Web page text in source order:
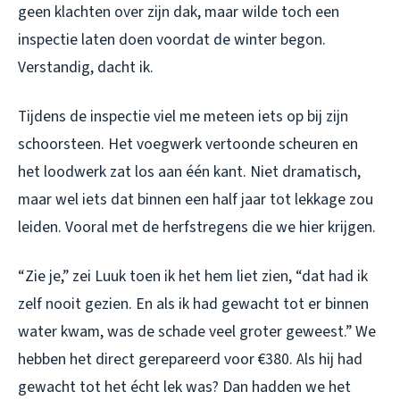
geen klachten over zijn dak, maar wilde toch een
inspectie laten doen voordat de winter begon.
Verstandig, dacht ik.
Tijdens de inspectie viel me meteen iets op bij zijn
schoorsteen. Het voegwerk vertoonde scheuren en
het loodwerk zat los aan één kant. Niet dramatisch,
maar wel iets dat binnen een half jaar tot lekkage zou
leiden. Vooral met de herfstregens die we hier krijgen.
“Zie je,” zei Luuk toen ik het hem liet zien, “dat had ik
zelf nooit gezien. En als ik had gewacht tot er binnen
water kwam, was de schade veel groter geweest.” We
hebben het direct gerepareerd voor €380. Als hij had
gewacht tot het écht lek was? Dan hadden we het